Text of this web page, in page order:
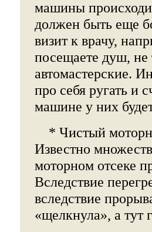
машины
должен быть еще
визит к врачу,
посещаете душ, не
автомастерские.
про себя ругать и
машине у них
* Чистый
Известно
моторном отсеке
Вследствие
вследствие
«щелкнула», а тут